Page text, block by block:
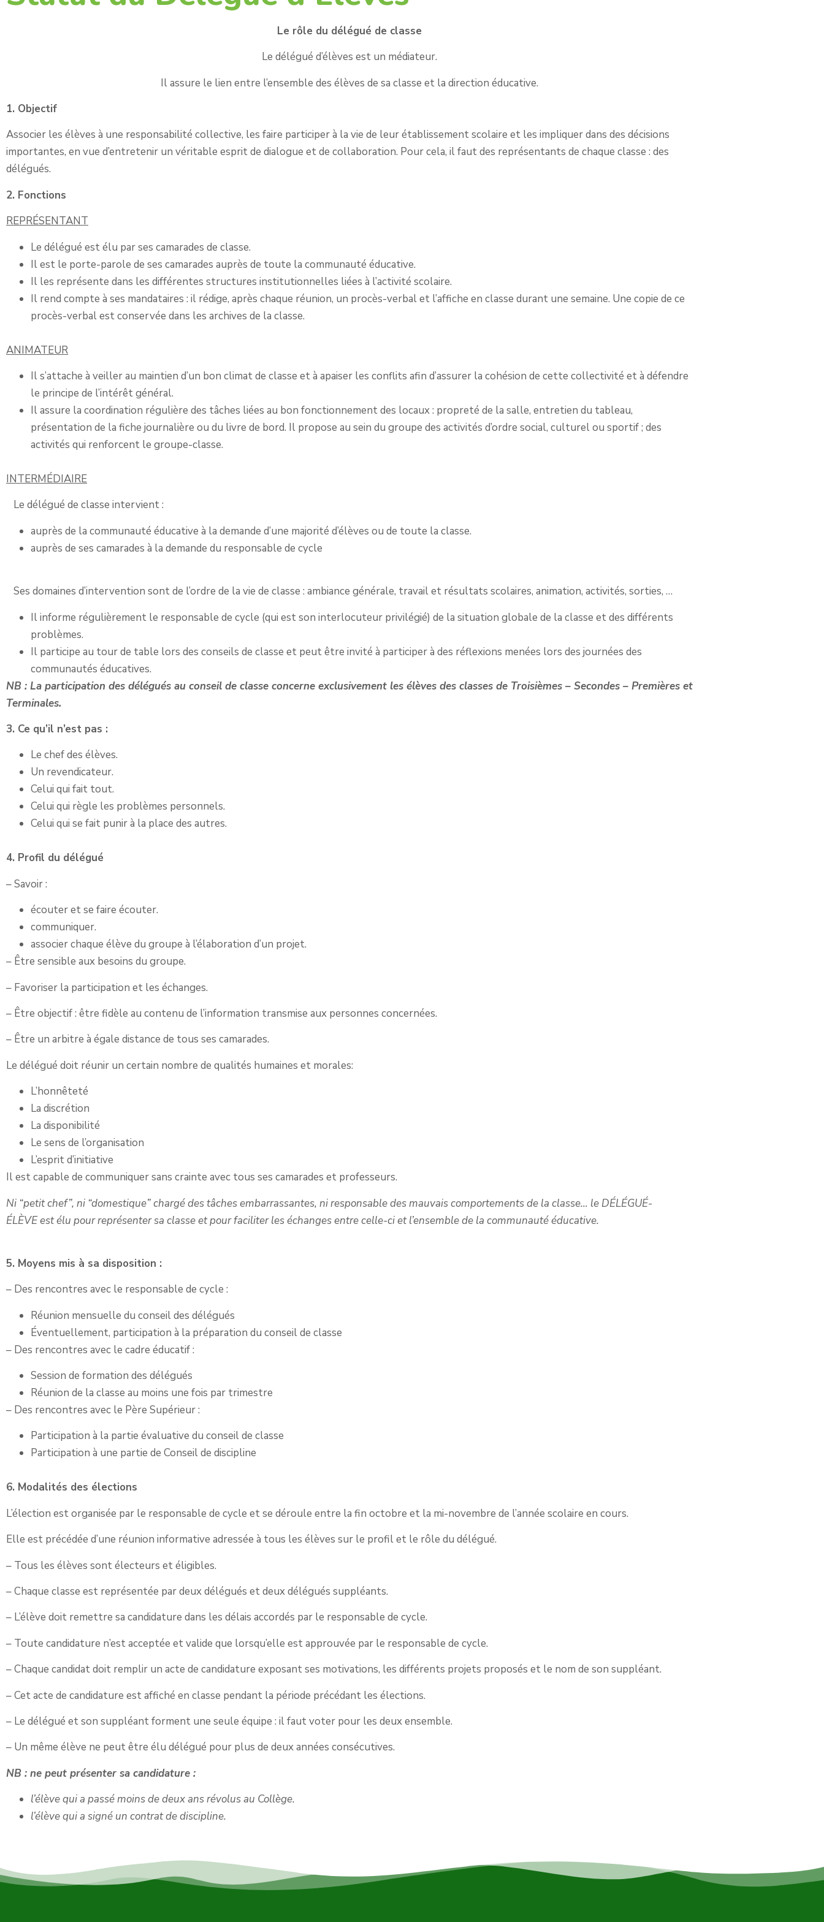
Le rôle du délégué de classe
Le délégué d’élèves est un médiateur.
Il assure le lien entre l’ensemble des élèves de sa classe et la direction éducative.
1. Objectif
Associer les élèves à une responsabilité collective, les faire participer à la vie de leur établissement scolaire et les impliquer dans des décisions
importantes, en vue d’entretenir un véritable esprit de dialogue et de collaboration. Pour cela, il faut des représentants de chaque classe : des
délégués.
2. Fonctions
REPRÉSENTANT
Le délégué est élu par ses camarades de classe.
Il est le porte-parole de ses camarades auprès de toute la communauté éducative.
Il les représente dans les différentes structures institutionnelles liées à l’activité scolaire.
Il rend compte à ses mandataires : il rédige, après chaque réunion, un procès-verbal et l’affiche en classe durant une semaine. Une copie de ce
procès-verbal est conservée dans les archives de la classe.
ANIMATEUR
Il s’attache à veiller au maintien d’un bon climat de classe et à apaiser les conflits afin d’assurer la cohésion de cette collectivité et à défendre
le principe de l’intérêt général.
Il assure la coordination régulière des tâches liées au bon fonctionnement des locaux : propreté de la salle, entretien du tableau,
présentation de la fiche journalière ou du livre de bord. Il propose au sein du groupe des activités d’ordre social, culturel ou sportif ; des
activités qui renforcent le groupe-classe.
INTERMÉDIAIRE
Le délégué de classe intervient :
auprès de la communauté éducative à la demande d’une majorité d’élèves ou de toute la classe.
auprès de ses camarades à la demande du responsable de cycle
Ses domaines d’intervention sont de l’ordre de la vie de classe : ambiance générale, travail et résultats scolaires, animation, activités, sorties, …
Il informe régulièrement le responsable de cycle (qui est son interlocuteur privilégié) de la situation globale de la classe et des différents
problèmes.
Il participe au tour de table lors des conseils de classe et peut être invité à participer à des réflexions menées lors des journées des
communautés éducatives.
NB : La participation des délégués au conseil de classe concerne exclusivement les élèves des classes de Troisièmes – Secondes – Premières et
Terminales.
3. Ce qu’il n’est pas :
Le chef des élèves.
Un revendicateur.
Celui qui fait tout.
Celui qui règle les problèmes personnels.
Celui qui se fait punir à la place des autres.
4. Profil du délégué
– Savoir :
écouter et se faire écouter.
communiquer.
associer chaque élève du groupe à l’élaboration d’un projet.
– Être sensible aux besoins du groupe.
– Favoriser la participation et les échanges.
– Être objectif : être fidèle au contenu de l’information transmise aux personnes concernées.
– Être un arbitre à égale distance de tous ses camarades.
Le délégué doit réunir un certain nombre de qualités humaines et morales:
L’honnêteté
La discrétion
La disponibilité
Le sens de l’organisation
L’esprit d’initiative
Il est capable de communiquer sans crainte avec tous ses camarades et professeurs.
Ni “petit chef”, ni “domestique” chargé des tâches embarrassantes, ni responsable des mauvais comportements de la classe… le DÉLÉGUÉ-
ÉLÈVE est élu pour représenter sa classe et pour faciliter les échanges entre celle-ci et l’ensemble de la communauté éducative.
5. Moyens mis à sa disposition :
– Des rencontres avec le responsable de cycle :
Réunion mensuelle du conseil des délégués
Éventuellement, participation à la préparation du conseil de classe
– Des rencontres avec le cadre éducatif :
Session de formation des délégués
Réunion de la classe au moins une fois par trimestre
– Des rencontres avec le Père Supérieur :
Participation à la partie évaluative du conseil de classe
Participation à une partie de Conseil de discipline
6. Modalités des élections
L’élection est organisée par le responsable de cycle et se déroule entre la fin octobre et la mi-novembre de l’année scolaire en cours.
Elle est précédée d’une réunion informative adressée à tous les élèves sur le profil et le rôle du délégué.
– Tous les élèves sont électeurs et éligibles.
– Chaque classe est représentée par deux délégués et deux délégués suppléants.
– L’élève doit remettre sa candidature dans les délais accordés par le responsable de cycle.
– Toute candidature n’est acceptée et valide que lorsqu’elle est approuvée par le responsable de cycle.
– Chaque candidat doit remplir un acte de candidature exposant ses motivations, les différents projets proposés et le nom de son suppléant.
– Cet acte de candidature est affiché en classe pendant la période précédant les élections.
– Le délégué et son suppléant forment une seule équipe : il faut voter pour les deux ensemble.
– Un même élève ne peut être élu délégué pour plus de deux années consécutives.
NB : ne peut présenter sa candidature :
l’élève qui a passé moins de deux ans révolus au Collège.
l’élève qui a signé un contrat de discipline.